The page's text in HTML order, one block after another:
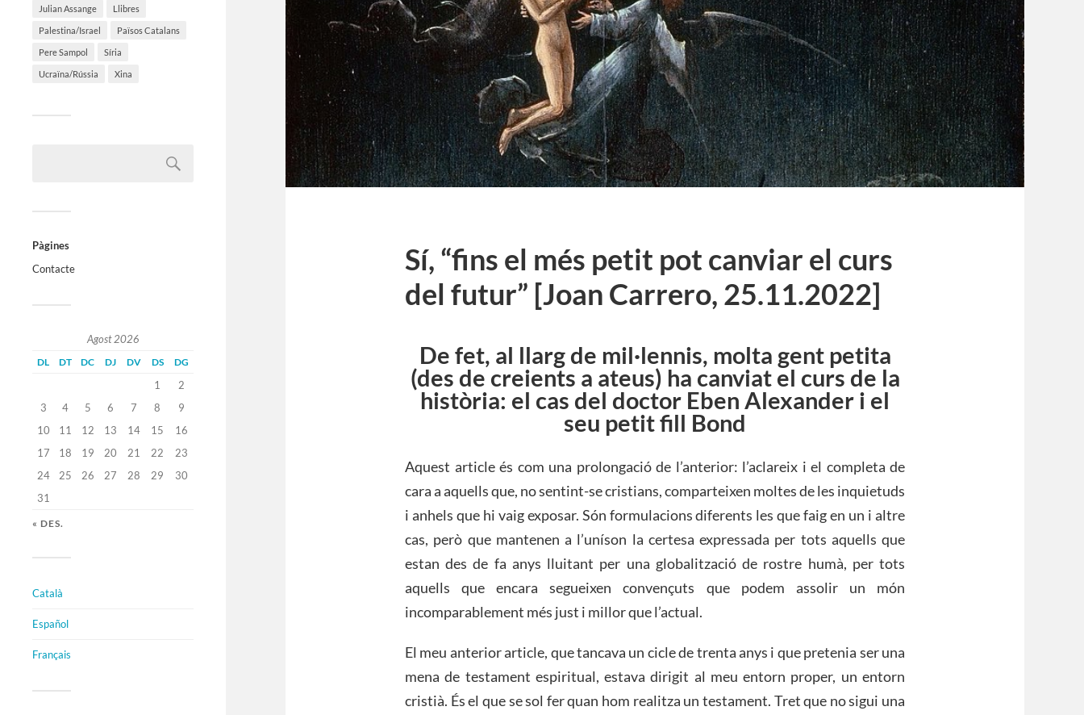
Julian Assange Llibres
Palestina/Israel Països Catalans
Pere Sampol Síria
Ucraïna/Rússia Xina
Pàgines
Contacte
Agost 2026
DL DT DC DJ DV DS DG
1
2
3
4 5 6 7 8
9
10
11 12 13 14 15
16
17
18 19 20 21 22
23
24
25 26 27 28 29
30
31
« DES.
Català
Español
Français
Sí, “fins el més petit pot canviar el curs
del futur” [Joan Carrero, 25.11.2022]
De fet, al llarg de mil·lennis, molta gent petita
(des de creients a ateus) ha canviat el curs de la
història: el cas del doctor Eben Alexander i el
seu petit fill Bond
Aquest article és com una prolongació de l’anterior: l’aclareix i el completa de
cara a aquells que, no sentint-se cristians, comparteixen moltes de les inquietuds
i anhels que hi vaig exposar. Són formulacions diferents les que faig en un i altre
cas, però que mantenen a l’uníson la certesa expressada per tots aquells que
estan des de fa anys lluitant per una globalització de rostre humà, per tots
aquells que encara segueixen convençuts que podem assolir un món
incomparablement més just i millor que l’actual.
El meu anterior article, que tancava un cicle de trenta anys i que pretenia ser una
mena de testament espiritual, estava dirigit al meu entorn proper, un entorn
cristià. És el que se sol fer quan hom realitza un testament. Tret que no sigui una